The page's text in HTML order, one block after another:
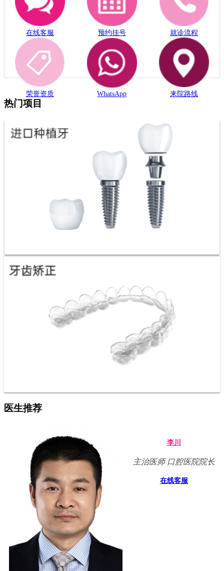
在线客服 预约挂号 就诊流程
荣誉资质 WhatsApp 来院路线
热门项目
医生推荐
李川
主治医师 口腔医院院长
在线客服